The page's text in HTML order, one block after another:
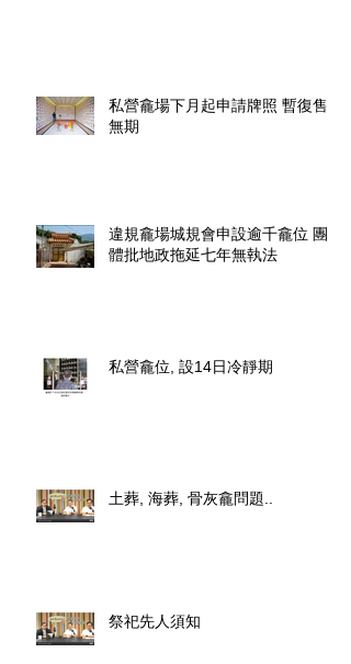
私營龕場下月起申請牌照 暫復售
無期
違規龕場城規會申設逾千龕位 團
體批地政拖延七年無執法
私營龕位, 設14日冷靜期
土葬, 海葬, 骨灰龕問題..
祭祀先人須知